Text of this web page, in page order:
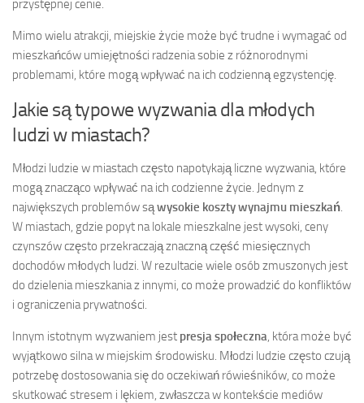
przystępnej cenie.
Mimo wielu atrakcji, miejskie życie może być trudne i wymagać od
mieszkańców umiejętności radzenia sobie z różnorodnymi
problemami, które mogą wpływać na ich codzienną egzystencję.
Jakie są typowe wyzwania dla młodych
ludzi w miastach?
Młodzi ludzie w miastach często napotykają liczne wyzwania, które
mogą znacząco wpływać na ich codzienne życie. Jednym z
największych problemów sąwysokie koszty wynajmu mieszkań.
W miastach, gdzie popyt na lokale mieszkalne jest wysoki, ceny
czynszów często przekraczają znaczną część miesięcznych
dochodów młodych ludzi. W rezultacie wiele osób zmuszonych jest
do dzielenia mieszkania z innymi, co może prowadzić do konfliktów
i ograniczenia prywatności.
Innym istotnym wyzwaniem jest presja społeczna, która może być
wyjątkowo silna w miejskim środowisku. Młodzi ludzie często czują
potrzebę dostosowania się do oczekiwań rówieśników, co może
skutkować stresem i lękiem, zwłaszcza w kontekście mediów